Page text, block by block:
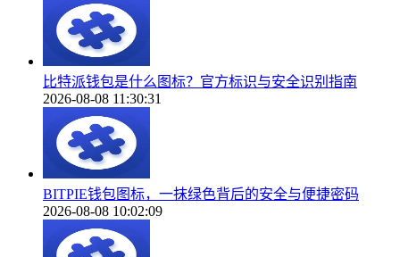
比特派钱包是什么图标？官方标识与安全识别指南
2026-08-08 11:30:31
BITPIE钱包图标，一抹绿色背后的安全与便捷密码
2026-08-08 10:02:09